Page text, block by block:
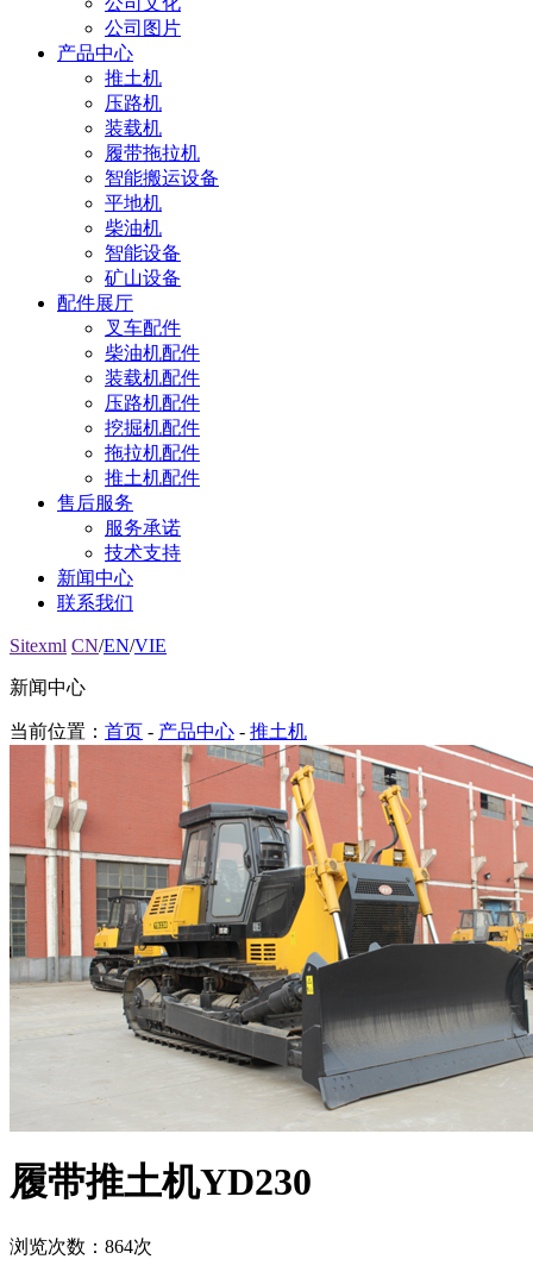
公司图片
产品中心
推土机
压路机
装载机
履带拖拉机
智能搬运设备
平地机
柴油机
智能设备
矿山设备
配件展厅
叉车配件
柴油机配件
装载机配件
压路机配件
挖掘机配件
拖拉机配件
推土机配件
售后服务
服务承诺
技术支持
新闻中心
联系我们
Sitexml CN/EN/VIE
新闻中心
当前位置： 首页 - 产品中心 - 推土机
履带推土机YD230
浏览次数：864次